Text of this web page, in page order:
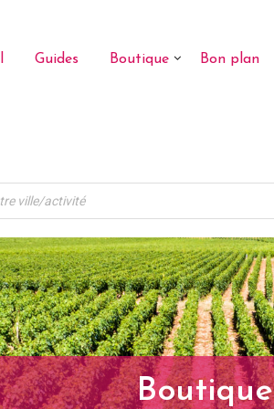
Guides Boutique Bon plan
Boutique